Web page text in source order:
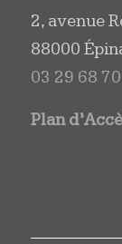
2, avenue
88000
03 29 68
Plan